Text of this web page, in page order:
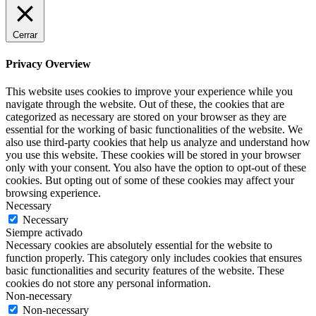
Cerrar
Privacy Overview
This website uses cookies to improve your experience while you
navigate through the website. Out of these, the cookies that are
categorized as necessary are stored on your browser as they are
essential for the working of basic functionalities of the website. We
also use third-party cookies that help us analyze and understand how
you use this website. These cookies will be stored in your browser
only with your consent. You also have the option to opt-out of these
cookies. But opting out of some of these cookies may affect your
browsing experience.
Necessary
Necessary
Siempre activado
Necessary cookies are absolutely essential for the website to
function properly. This category only includes cookies that ensures
basic functionalities and security features of the website. These
cookies do not store any personal information.
Non-necessary
Non-necessary